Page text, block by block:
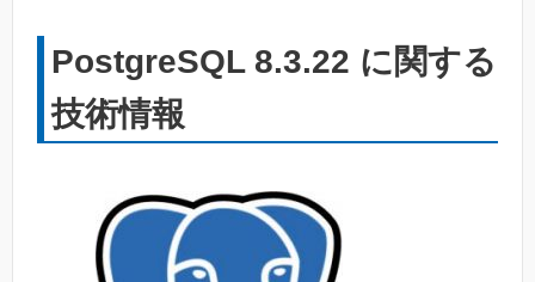
PostgreSQL 8.3.22 に関する
技術情報